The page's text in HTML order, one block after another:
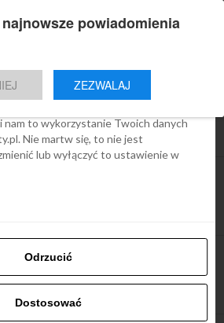
Flipohity
artykuły, TOP
Instalacja
"słowackie góry"
Szczegóły O cookies
plików cookies
aby pokazać Ci tylko te treści, które
nam to wykorzystanie Twoich danych
Nie martw się, to nie jest
lub wyłączyć to ustawienie w
Odrzucić
Dostosować
powiadomienia
ZEZWALAJ